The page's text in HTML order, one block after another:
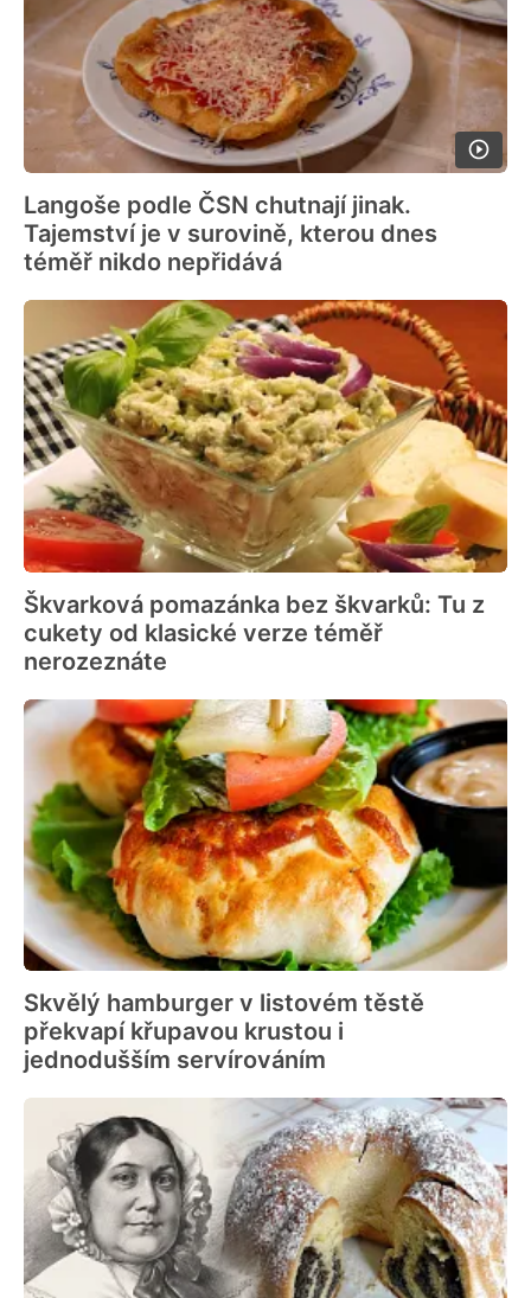
Langoše podle ČSN chutnají jinak.
Tajemství je v surovině, kterou dnes
téměř nikdo nepřidává
Škvarková pomazánka bez škvarků: Tu z
cukety od klasické verze téměř
nerozeznáte
Skvělý hamburger v listovém těstě
překvapí křupavou krustou i
jednodušším servírováním